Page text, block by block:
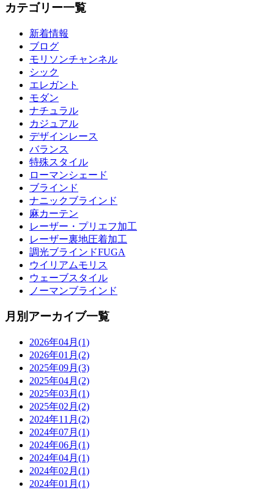
カテゴリー一覧
新着情報
ブログ
モリソンチャンネル
シック
エレガント
モダン
ナチュラル
カジュアル
デザインレース
バランス
特殊スタイル
ローマンシェード
ブラインド
ナニックブラインド
麻カーテン
レーザー・プリエフ加工
レーザー裏地圧着加工
調光ブラインドFUGA
ウイリアムモリス
ウェーブスタイル
ノーマンブラインド
月別アーカイブ一覧
2026年04月(1)
2026年01月(2)
2025年09月(3)
2025年04月(2)
2025年03月(1)
2025年02月(2)
2024年11月(2)
2024年07月(1)
2024年06月(1)
2024年04月(1)
2024年02月(1)
2024年01月(1)